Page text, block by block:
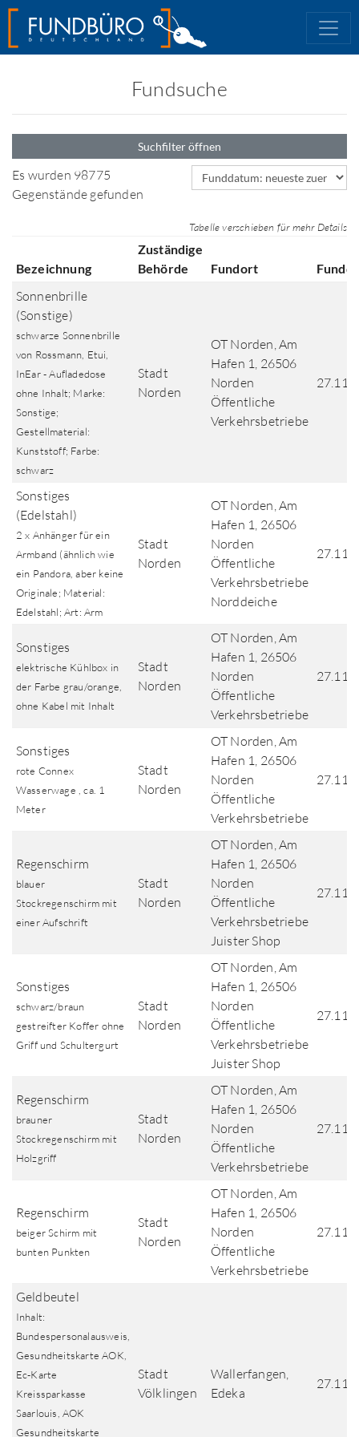
Fundsuche
Suchfilter öffnen
Es wurden 98775
Gegenstände gefunden
Sortierfeld
Tabelle verschieben für mehr Details
Bezeichnung
Zuständige
Behörde
Fundort
Sonnenbrille
(Sonstige)
schwarze Sonnenbrille
von Rossmann, Etui,
InEar - Aufladedose
ohne Inhalt; Marke:
Sonstige;
Gestellmaterial:
Kunststoff; Farbe:
schwarz
Stadt
Norden
OT Norden, Am
Hafen 1, 26506
Norden
Öffentliche
Verkehrsbetriebe
Sonstiges
(Edelstahl)
2 x Anhänger für ein
Armband (ähnlich wie
ein Pandora, aber keine
Originale; Material:
Edelstahl; Art: Arm
Stadt
Norden
OT Norden, Am
Hafen 1, 26506
Norden
Öffentliche
Verkehrsbetriebe
Norddeiche
Sonstiges
elektrische Kühlbox in
der Farbe grau/orange,
ohne Kabel mit Inhalt
Stadt
Norden
OT Norden, Am
Hafen 1, 26506
Norden
Öffentliche
Verkehrsbetriebe
Sonstiges
rote Connex
Wasserwage , ca. 1
Meter
Stadt
Norden
OT Norden, Am
Hafen 1, 26506
Norden
Öffentliche
Verkehrsbetriebe
Regenschirm
blauer
Stockregenschirm mit
einer Aufschrift
Stadt
Norden
OT Norden, Am
Hafen 1, 26506
Norden
Öffentliche
Verkehrsbetriebe
Juister Shop
Sonstiges
schwarz/braun
gestreifter Koffer ohne
Griff und Schultergurt
Stadt
Norden
OT Norden, Am
Hafen 1, 26506
Norden
Öffentliche
Verkehrsbetriebe
Juister Shop
Regenschirm
brauner
Stockregenschirm mit
Holzgriff
Stadt
Norden
OT Norden, Am
Hafen 1, 26506
Norden
Öffentliche
Verkehrsbetriebe
Regenschirm
beiger Schirm mit
bunten Punkten
Stadt
Norden
OT Norden, Am
Hafen 1, 26506
Norden
Öffentliche
Verkehrsbetriebe
Geldbeutel
Inhalt:
Bundespersonalausweis,
Gesundheitskarte AOK,
Ec-Karte
Kreissparkasse
Saarlouis, AOK
Gesundheitskarte
Stadt
Völklingen
Wallerfangen,
Edeka